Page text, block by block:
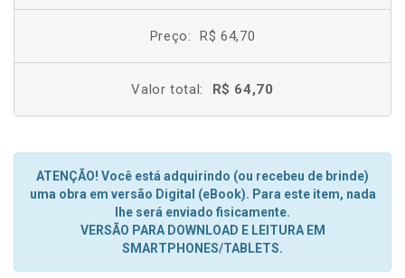
Preço: R$ 64,70
Valor total: R$ 64,70
ATENÇÃO! Você está adquirindo (ou recebeu de brinde)
uma obra em versão Digital (eBook). Para este item, nada
lhe será enviado fisicamente.
VERSÃO PARA DOWNLOAD E LEITURA EM
SMARTPHONES/TABLETS.